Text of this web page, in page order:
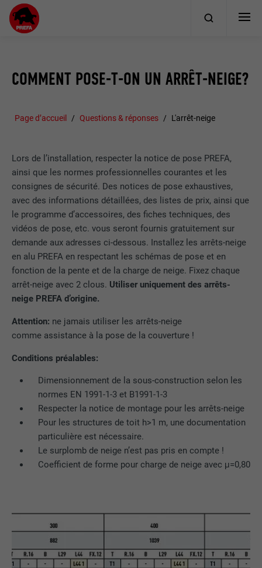
COMMENT POSE-T-ON UN ARRÊT-NEIGE?
Page d’accueil Questions & réponses L'arrêt-neige
Lors de l’installation, respecter la notice de pose PREFA,
ainsi que les normes professionnelles courantes et les
consignes de sécurité. Des notices de pose exhaustives,
avec des informations détaillées, des listes de prix, ainsi que
le programme d’accessoires, des fiches techniques, des
vidéos de pose, etc. vous seront fournis gratuitement sur
demande aux adresses ci-dessous. Installez les arrêts-neige
en alu PREFA en respectant les schémas de pose et en
fonction de la pente et de la charge de neige. Fixez chaque
arrêt-neige avec 2 clous. Utiliser uniquement des arrêts-
neige PREFA d’origine.
Attention: ne jamais utiliser les arrêts-neige
comme assistance à la pose de la couverture !
Conditions préalables:
Dimensionnement de la sous-construction selon les
normes EN 1991-1-3 et B1991-1-3
Respecter la notice de montage pour les arrêts-neige
Pour les structures de toit h>1 m, une documentation
particulière est nécessaire.
Le surplomb de neige n’est pas pris en compte !
Coefficient de forme pour charge de neige avec μ=0,80